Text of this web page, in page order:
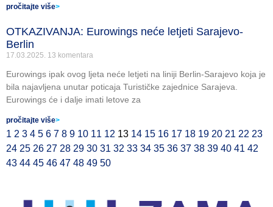
pročitajte više>
OTKAZIVANJA: Eurowings neće letjeti Sarajevo-
Berlin
17.03.2025. 13 komentara
Eurowings ipak ovog ljeta neće letjeti na liniji Berlin-Sarajevo koja je
bila najavljena unutar poticaja Turističke zajednice Sarajeva.
Eurowings će i dalje imati letove za
pročitajte više>
1 2 3 4 5 6 7 8 9 10 11 12 13 14 15 16 17 18 19 20 21 22 23
24 25 26 27 28 29 30 31 32 33 34 35 36 37 38 39 40 41 42
43 44 45 46 47 48 49 50